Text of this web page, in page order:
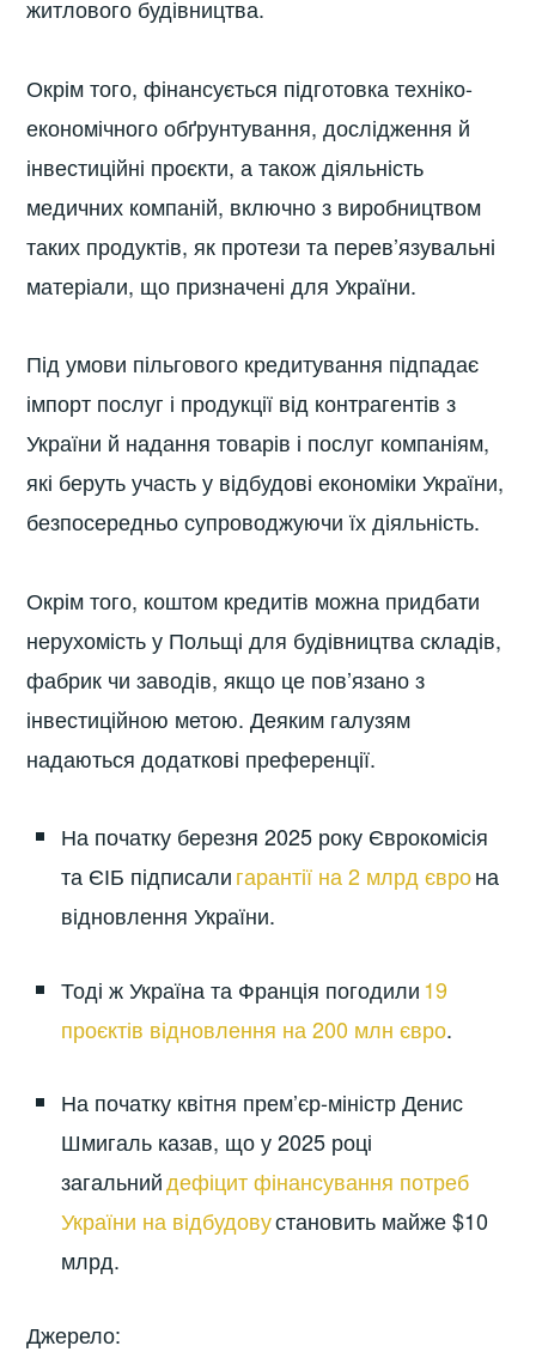
житлового будівництва.
Окрім того, фінансується підготовка техніко-
економічного обґрунтування, дослідження й
інвестиційні проєкти, а також діяльність
медичних компаній, включно з виробництвом
таких продуктів, як протези та перев’язувальні
матеріали, що призначені для України.
Під умови пільгового кредитування підпадає
імпорт послуг і продукції від контрагентів з
України й надання товарів і послуг компаніям,
які беруть участь у відбудові економіки України,
безпосередньо супроводжуючи їх діяльність.
Окрім того, коштом кредитів можна придбати
нерухомість у Польщі для будівництва складів,
фабрик чи заводів, якщо це пов’язано з
інвестиційною метою. Деяким галузям
надаються додаткові преференції.
На початку березня 2025 року Єврокомісія
та ЄІБ підписалигарантії на 2 млрд єврона
відновлення України.
Тоді ж Україна та Франція погодили19
проєктів відновлення на 200 млн євро.
На початку квітня прем’єр-міністр Денис
Шмигаль казав, що у 2025 році
загальнийдефіцит фінансування потреб
України на відбудовустановить майже $10
млрд.
Джерело: